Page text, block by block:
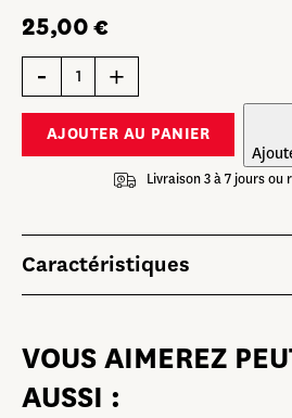
25,00€
quantité
de
Broche
Dom
Juan
Livraison 3 à 7 jours
Caractéristiques
VOUS AIMEREZ
AUSSI :